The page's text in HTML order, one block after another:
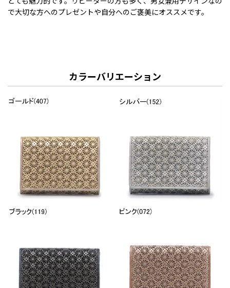
で大切な方へのプレゼントや自分へのご褒美にオススメです。
カラーバリエーション